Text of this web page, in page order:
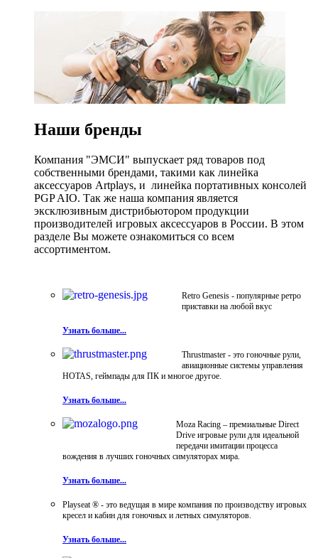
Наши бренды
Компания "ЭМСИ" выпускает ряд товаров под
собственными брендами, такими как линейка
аксессуаров Artplays, и линейка портативных консолей
PGP AIO. Так же наша компания является
эксклюзивным дистрибьютором продукции
производителей игровых аксессуаров в России. В этом
разделе Вы можете ознакомиться со всем
ассортиментом.
Retro Genesis - популярные ретро
приставки на любой вкус
Узнать больше...
Thrustmaster - это гоночные рули,
авиационные системы управления
HOTAS, геймпады для ПК и многое другое.
Узнать больше...
Moza Racing – премиальные Direct
Drive игровые рули для идеальной
передачи имитации процесса
вождения в лучших гоночных симуляторах мира.
Узнать больше...
Playseat ® - это ведущая в мире компания по производству игровых
кресел и кабин для гоночных и летных симуляторов.
Узнать больше...